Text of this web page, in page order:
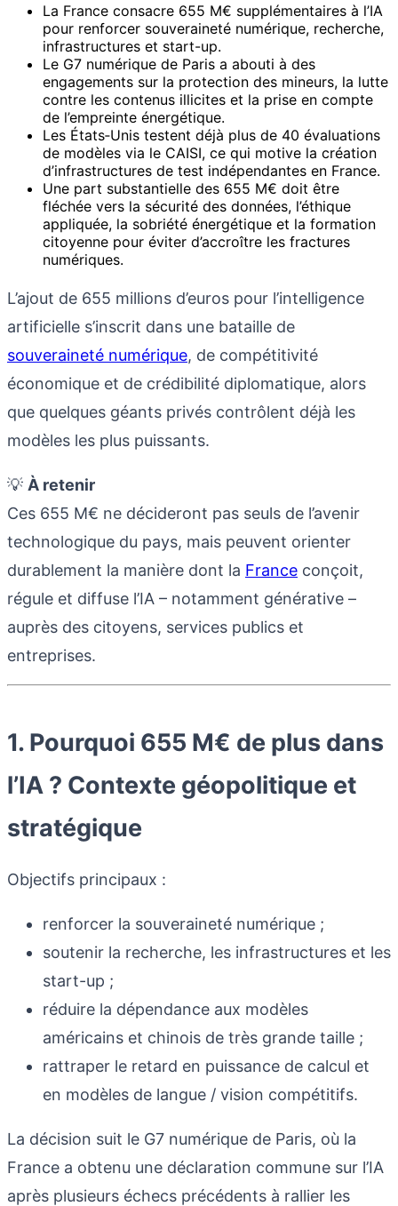
La France consacre 655 M€ supplémentaires à l’IA
pour renforcer souveraineté numérique, recherche,
infrastructures et start-up.
Le G7 numérique de Paris a abouti à des
engagements sur la protection des mineurs, la lutte
contre les contenus illicites et la prise en compte
de l’empreinte énergétique.
Les États‑Unis testent déjà plus de 40 évaluations
de modèles via le CAISI, ce qui motive la création
d’infrastructures de test indépendantes en France.
Une part substantielle des 655 M€ doit être
fléchée vers la sécurité des données, l’éthique
appliquée, la sobriété énergétique et la formation
citoyenne pour éviter d’accroître les fractures
numériques.
L’ajout de 655 millions d’euros pour l’intelligence
artificielle s’inscrit dans une bataille de
souveraineté numérique, de compétitivité
économique et de crédibilité diplomatique, alors
que quelques géants privés contrôlent déjà les
modèles les plus puissants.
💡 À retenir
Ces 655 M€ ne décideront pas seuls de l’avenir
technologique du pays, mais peuvent orienter
durablement la manière dont la France conçoit,
régule et diffuse l’IA – notamment générative –
auprès des citoyens, services publics et
entreprises.
1. Pourquoi 655 M€ de plus dans
l’IA ? Contexte géopolitique et
stratégique
Objectifs principaux :
renforcer la souveraineté numérique ;
soutenir la recherche, les infrastructures et les
start-up ;
réduire la dépendance aux modèles
américains et chinois de très grande taille ;
rattraper le retard en puissance de calcul et
en modèles de langue / vision compétitifs.
La décision suit le G7 numérique de Paris, où la
France a obtenu une déclaration commune sur l’IA
après plusieurs échecs précédents à rallier les